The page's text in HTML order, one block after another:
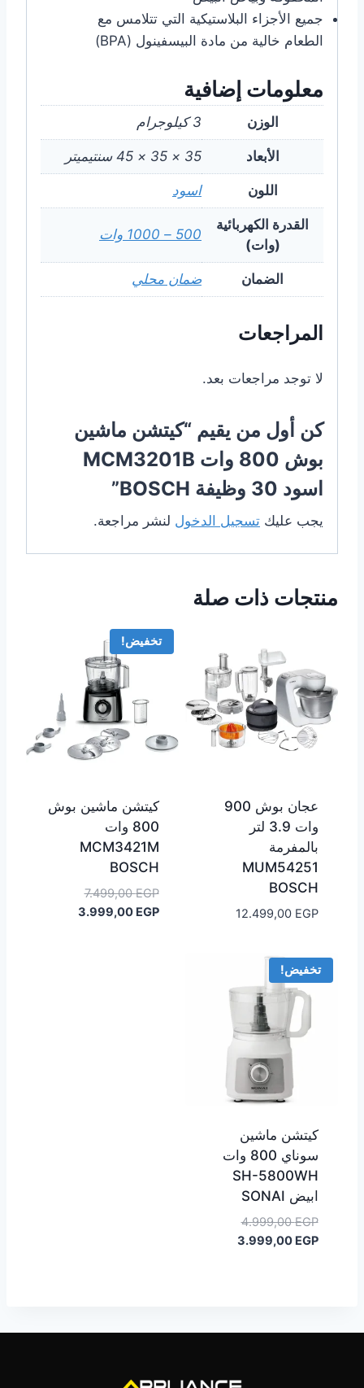
جميع الأجزاء البلاستيكية التي تتلامس مع
الطعام خالية من مادة البيسفينول (BPA)
معلومات إضافية
الوزن 3 كيلوجرام
الأبعاد 35 × 35 × 45 سنتيميتر
اللون اسود
القدرة الكهربائية
(وات)
500 – 1000 وات
الضمان ضمان محلي
المراجعات
لا توجد مراجعات بعد.
كن أول من يقيم “كيتشن ماشين
بوش 800 وات MCM3201B
اسود 30 وظيفة BOSCH”
يجب عليك تسجيل الدخول لنشر مراجعة.
منتجات ذات صلة
عجان بوش 900
وات 3.9 لتر
بالمفرمة
MUM54251
BOSCH
12.499,00 EGP
تخفيض!
كيتشن ماشين بوش
800 وات
MCM3421M
BOSCH
7.499,00EGP
السعر
الأصلي3.999,00 EGP
السعر
تخفيض!
كيتشن ماشين
سوناي 800 وات
SH-5800WH
ابيض SONAI
4.999,00EGP
السعر
الأصلي3.999,00 EGP
السعر